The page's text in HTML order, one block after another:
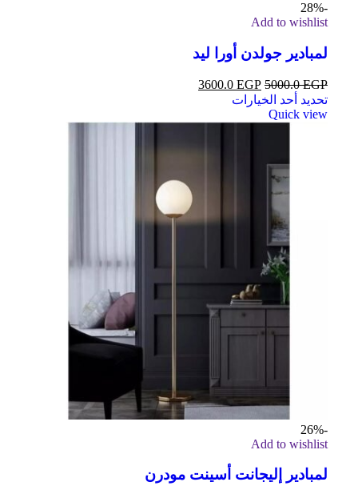
-28%
Add to wishlist
لمبادير جولدن أورا ليد
5000.0EGP
3600.0 EGP
تحديد أحد الخيارات
Quick view
-26%
Add to wishlist
لمبادير إليجانت أسينت مودرن